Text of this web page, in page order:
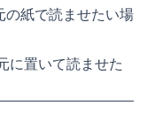
の紙で読ませたい場
に置いて読ませた